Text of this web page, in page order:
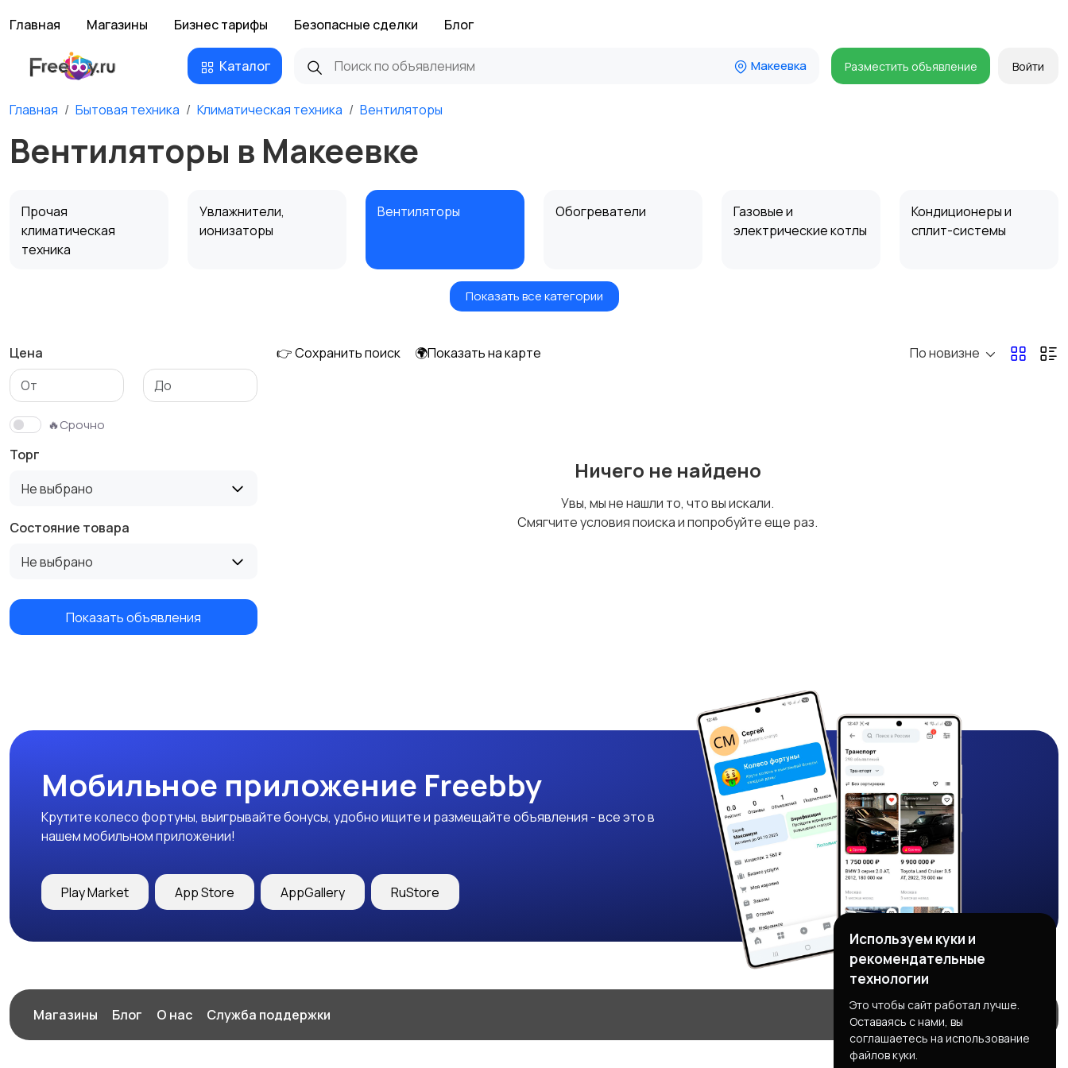
Главная Магазины Бизнес тарифы Безопасные сделки Блог
Каталог Макеевка Разместить объявление Войти
Главная Бытовая техника Климатическая техника Вентиляторы
Вентиляторы в Макеевке
Прочая
климатическая
техника
Увлажнители,
ионизаторы
Вентиляторы Обогреватели
Газовые и
электрические котлы
Кондиционеры и
сплит-системы
Показать все категории
Цена
🔥Срочно
Торг
Не выбрано
Состояние товара
Не выбрано
Показать объявления
👉 Сохранить поиск 🌍Показать на карте По новизне
Ничего не найдено
Увы, мы не нашли то, что вы искали.
Смягчите условия поиска и попробуйте еще раз.
Мобильное приложение Freebby
Крутите колесо фортуны, выигрывайте бонусы, удобно ищите и размещайте объявления - все это в
нашем мобильном приложении!
Play Market App Store AppGallery RuStore
Магазины Блог О нас Служба поддержки
Используем куки и
рекомендательные
технологии
Это чтобы сайт работал лучше.
Оставаясь с нами, вы
соглашаетесь на использование
файлов куки.